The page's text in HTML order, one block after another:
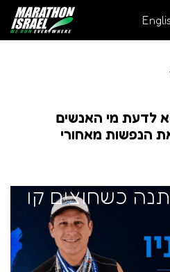
לדעת מי האנשים
הנפשות מאחורי
כשחוצים קו